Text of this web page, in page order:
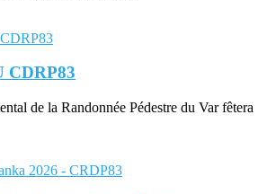
CDRP83
de la Randonnée Pédestre du Var fêtera